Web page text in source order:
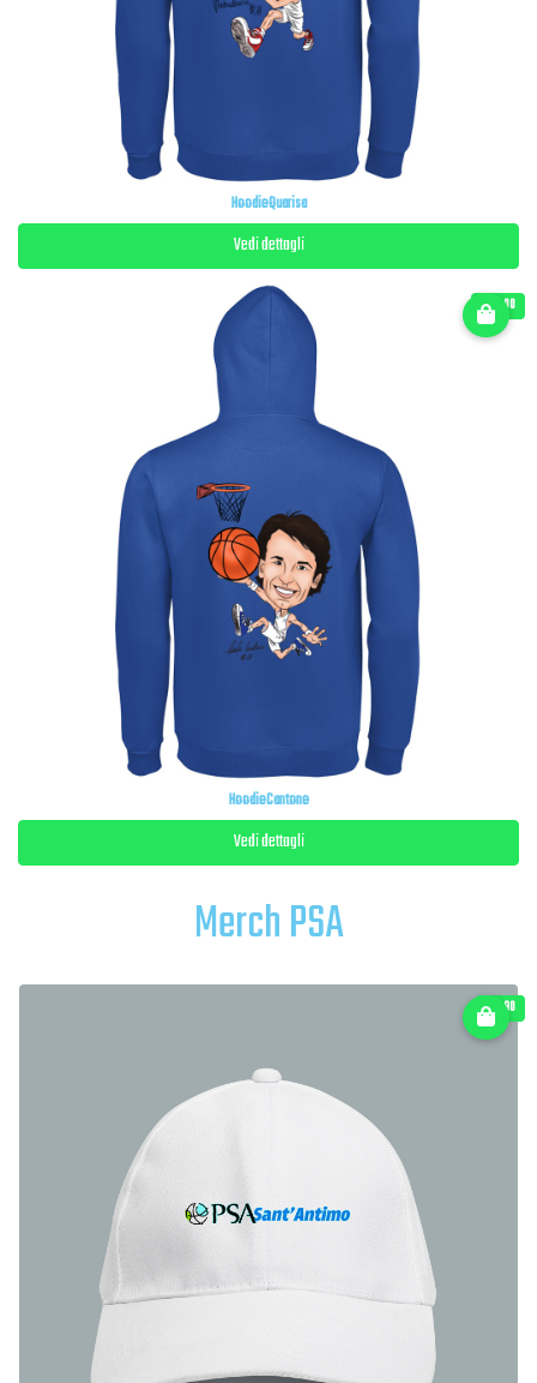
HoodieQuarisa
Vedi dettagli
€ 45.00
HoodieCantone
Vedi dettagli
Merch PSA
€ 11.90